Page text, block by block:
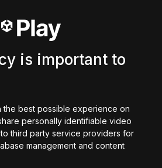
Repair
937 回プレイ
Roll-A-Ball Epic
2,632 回プレイ
is important to
the best possible experience on
personally identifiable video
third party service providers for
management and content